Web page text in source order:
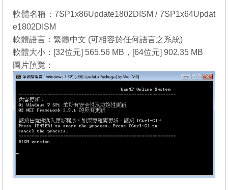
軟體名稱：7SP1x86Update1802DISM / 7SP1x64Updat
e1802DISM
軟體語言：繁體中文 (可相容於任何語言之系統)
軟體大小：[32位元] 565.56 MB，[64位元] 902.35 MB
圖片預覽：